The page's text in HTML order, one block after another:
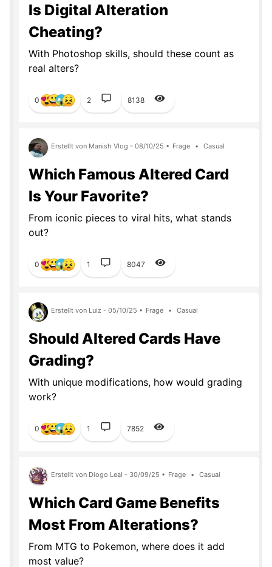
Is Digital Alteration
Cheating?
With Photoshop skills, should these count as
real alters?
0 2 8138
Erstellt von Manish Vlog - 08/10/25 • Frage • Casual
Which Famous Altered Card
Is Your Favorite?
From iconic pieces to viral hits, what stands
out?
0 1 8047
Erstellt von Luiz - 05/10/25 • Frage • Casual
Should Altered Cards Have
Grading?
With unique modifications, how would grading
work?
0 1 7852
Erstellt von Diogo Leal - 30/09/25 • Frage • Casual
Which Card Game Benefits
Most From Alterations?
From MTG to Pokemon, where does it add
most value?